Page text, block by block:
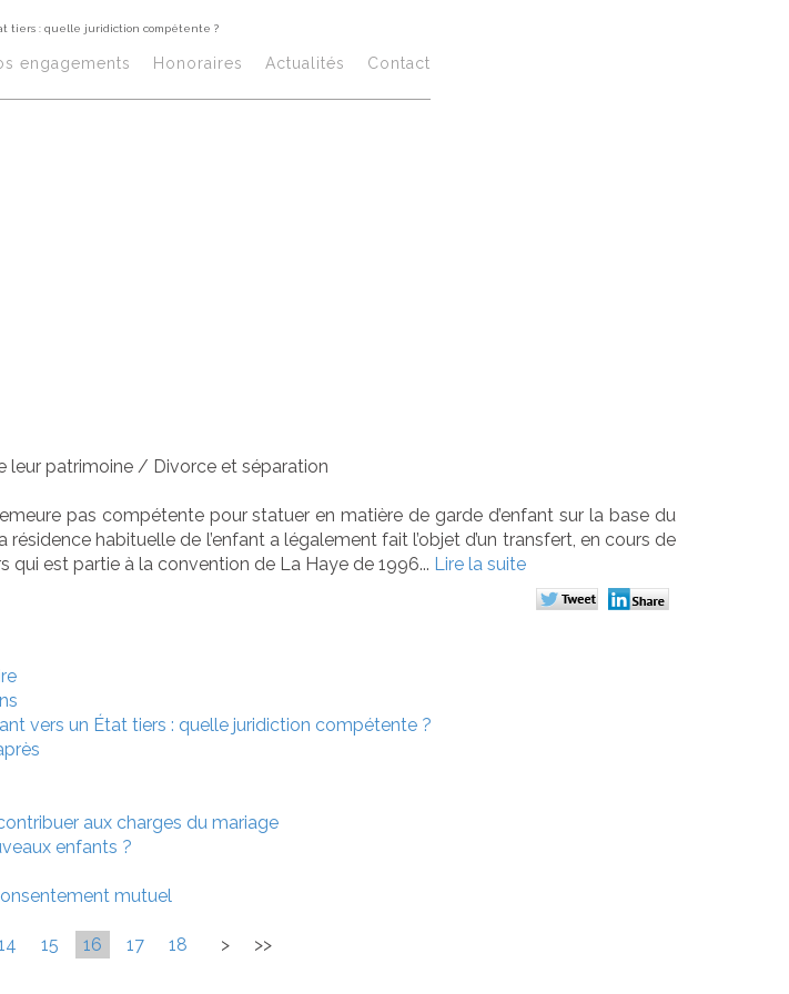
engagements Honoraires​ Actualités Contact
tiers : quelle juridiction compétente ?
cours de
leur patrimoine / Divorce et séparation
pas compétente pour statuer en matière de garde d’enfant sur la base du
habituelle de l’enfant a légalement fait l’objet d’un transfert, en cours de
qui est partie à la convention de La Haye de 1996... Lire la suite
vers un État tiers : quelle juridiction compétente ?
aux charges du mariage
enfants ?
mutuel
15 16 17 18 > >>